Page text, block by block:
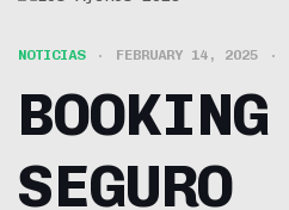
NOTICIAS FEBRUARY 14, 2025
BOOKING
SEGURO